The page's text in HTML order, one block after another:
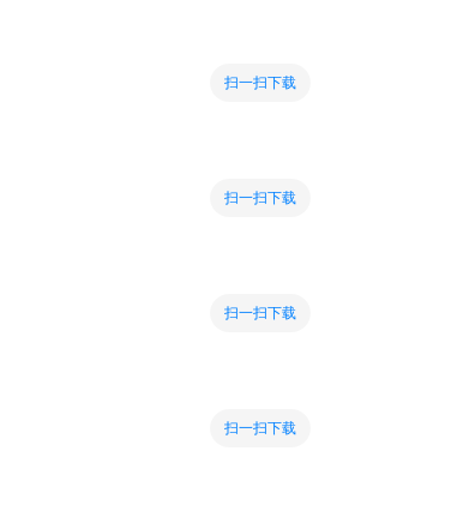
扫一扫下载
扫一扫下载
扫一扫下载
扫一扫下载